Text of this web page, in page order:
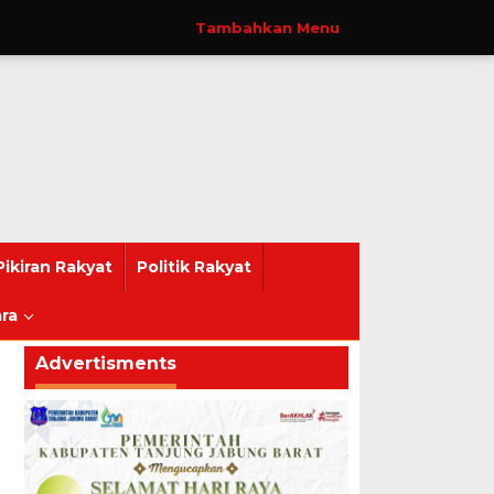
Tambahkan Menu
Rakyat Politik Rakyat
Advertisments